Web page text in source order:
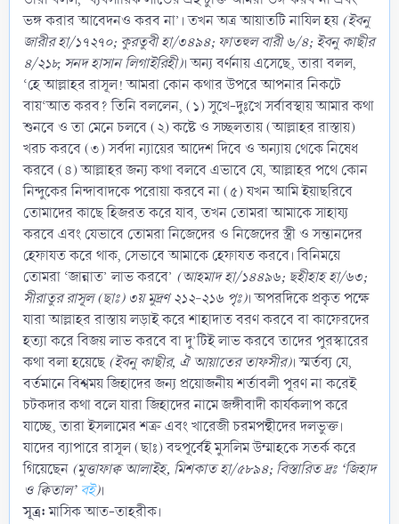
ভঙ্গ করার আবেদনও করব না’। তখন অত্র আয়াতটি নাযিল হয় (ইবনু
জারীর হা/১৭২৭০; কুরতুবী হা/৩৪৯৪; ফাতহুল বারী ৬/৪; ইবনু কাছীর
৪/২১৮, সনদ হাসান লিগাইরিহী)। অন্য বর্ণনায় এসেছে, তারা বলল,
‘হে আল্লাহর রাসূল! আমরা কোন কথার উপরে আপনার নিকটে
বায়‘আত করব? তিনি বললেন, (১) সুখে-দুঃখে সর্বাবস্থায় আমার কথা
শুনবে ও তা মেনে চলবে (২) কষ্টে ও সচ্ছলতায় (আল্লাহর রাস্তায়)
খরচ করবে (৩) সর্বদা ন্যায়ের আদেশ দিবে ও অন্যায় থেকে নিষেধ
করবে (৪) আল্লাহর জন্য কথা বলবে এভাবে যে, আল্লাহর পথে কোন
নিন্দুকের নিন্দাবাদকে পরোয়া করবে না (৫) যখন আমি ইয়াছরিবে
তোমাদের কাছে হিজরত করে যাব, তখন তোমরা আমাকে সাহায্য
করবে এবং যেভাবে তোমরা নিজেদের ও নিজেদের স্ত্রী ও সন্তানদের
হেফাযত করে থাক, সেভাবে আমাকে হেফাযত করবে। বিনিময়ে
তোমরা ‘জান্নাত’ লাভ করবে’ (আহমাদ হা/১৪৪৯৬; ছহীহাহ হা/৬৩;
সীরাতুর রাসূল (ছাঃ) ৩য় মুদ্রণ ২১২-২১৬ পৃঃ)। অপরদিকে প্রকৃত পক্ষে
যারা আল্লাহর রাস্তায় লড়াই করে শাহাদাত বরণ করবে বা কাফেরদের
হত্যা করে বিজয় লাভ করবে বা দু’টিই লাভ করবে তাদের পুরস্কারের
কথা বলা হয়েছে (ইবনু কাছীর, ঐ আয়াতের তাফসীর)। স্মর্তব্য যে,
বর্তমানে বিশ্বময় জিহাদের জন্য প্রয়োজনীয় শর্তাবলী পূরণ না করেই
চটকদার কথা বলে যারা জিহাদের নামে জঙ্গীবাদী কার্যকলাপ করে
যাচ্ছে, তারা ইসলামের শত্রু এবং খারেজী চরমপন্থীদের দলভুক্ত।
যাদের ব্যাপারে রাসূল (ছাঃ) বহুপূর্বেই মুসলিম উম্মাহকে সতর্ক করে
গিয়েছেন (মুত্তাফাক্ব আলাইহ, মিশকাত হা/৫৮৯৪; বিস্তারিত দ্রঃ ‘জিহাদ
ও ক্বিতাল’ বই)।
সূত্র:মাসিক আত-তাহরীক।